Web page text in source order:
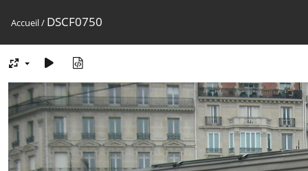
Accueil/ DSCF0750